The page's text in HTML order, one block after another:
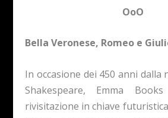
OoO
Bella Veronese, Romeo e
In occasione dei 450 anni dalla
Shakespeare, Emma
rivisitazione in chiave